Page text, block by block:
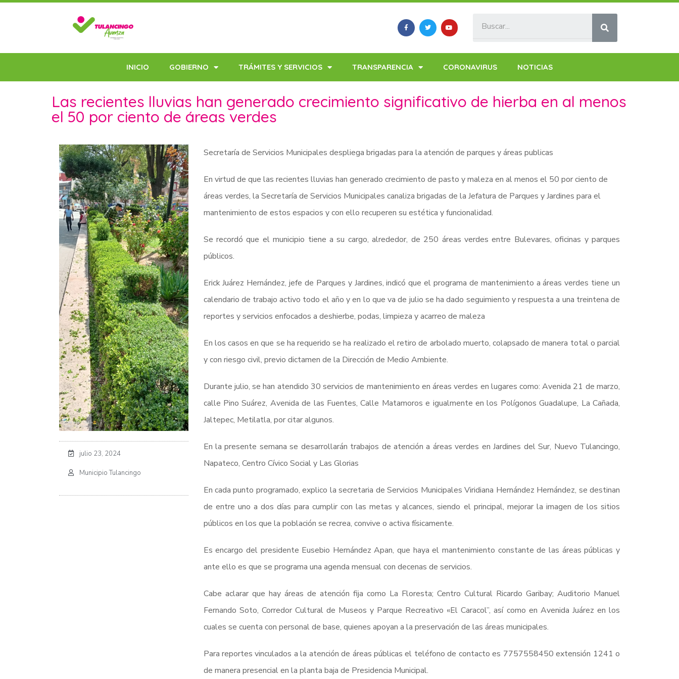
INICIO GOBIERNO TRÁMITES Y SERVICIOS TRANSPARENCIA CORONAVIRUS NOTICIAS
Las recientes lluvias han generado crecimiento significativo de hierba en al menos
el 50 por ciento de áreas verdes
julio 23, 2024
Municipio Tulancingo
Secretaría de Servicios Municipales despliega brigadas para la atención de parques y áreas publicas
En virtud de que las recientes lluvias han generado crecimiento de pasto y maleza en al menos el 50 por ciento de
áreas verdes, la Secretaría de Servicios Municipales canaliza brigadas de la Jefatura de Parques y Jardines para el
mantenimiento de estos espacios y con ello recuperen su estética y funcionalidad.
Se recordó que el municipio tiene a su cargo, alrededor, de 250 áreas verdes entre Bulevares, oficinas y parques
públicos.
Erick Juárez Hernández, jefe de Parques y Jardines, indicó que el programa de mantenimiento a áreas verdes tiene un
calendario de trabajo activo todo el año y en lo que va de julio se ha dado seguimiento y respuesta a una treintena de
reportes y servicios enfocados a deshierbe, podas, limpieza y acarreo de maleza
En los casos en que se ha requerido se ha realizado el retiro de arbolado muerto, colapsado de manera total o parcial
y con riesgo civil, previo dictamen de la Dirección de Medio Ambiente.
Durante julio, se han atendido 30 servicios de mantenimiento en áreas verdes en lugares como: Avenida 21 de marzo,
calle Pino Suárez, Avenida de las Fuentes, Calle Matamoros e igualmente en los Polígonos Guadalupe, La Cañada,
Jaltepec, Metilatla, por citar algunos.
En la presente semana se desarrollarán trabajos de atención a áreas verdes en Jardines del Sur, Nuevo Tulancingo,
Napateco, Centro Cívico Social y Las Glorias
En cada punto programado, explico la secretaria de Servicios Municipales Viridiana Hernández Hernández, se destinan
de entre uno a dos días para cumplir con las metas y alcances, siendo el principal, mejorar la imagen de los sitios
públicos en los que la población se recrea, convive o activa físicamente.
Es encargo del presidente Eusebio Hernández Apan, que haya el mantenimiento constante de las áreas públicas y
ante ello es que se programa una agenda mensual con decenas de servicios.
Cabe aclarar que hay áreas de atención fija como La Floresta; Centro Cultural Ricardo Garibay; Auditorio Manuel
Fernando Soto, Corredor Cultural de Museos y Parque Recreativo «El Caracol”, así como en Avenida Juárez en los
cuales se cuenta con personal de base, quienes apoyan a la preservación de las áreas municipales.
Para reportes vinculados a la atención de áreas públicas el teléfono de contacto es 7757558450 extensión 1241 o
de manera presencial en la planta baja de Presidencia Municipal.